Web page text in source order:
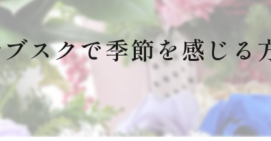
手入れ不要
サブスク
ギフト
ワークショップ
スクで季節を感じる